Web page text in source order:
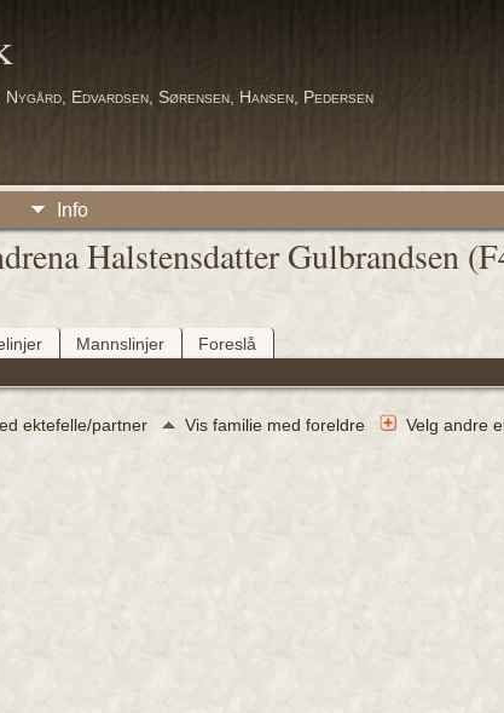
Edvardsen, Sørensen, Hansen, Pedersen
Info
Halstensdatter Gulbrandsen
Mannslinjer Foreslå
ektefelle/partner Vis familie med foreldre Velg andre